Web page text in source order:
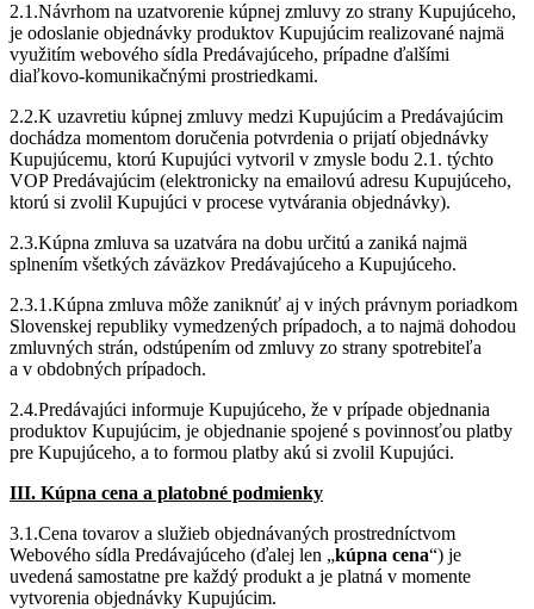
2.1.Návrhom na uzatvorenie kúpnej zmluvy zo strany Kupujúceho,
je odoslanie objednávky produktov Kupujúcim realizované najmä
využitím webového sídla Predávajúceho, prípadne ďalšími
diaľkovo-komunikačnými prostriedkami.
2.2.K uzavretiu kúpnej zmluvy medzi Kupujúcim a Predávajúcim
dochádza momentom doručenia potvrdenia o prijatí objednávky
Kupujúcemu, ktorú Kupujúci vytvoril v zmysle bodu 2.1. týchto
VOP Predávajúcim (elektronicky na emailovú adresu Kupujúceho,
ktorú si zvolil Kupujúci v procese vytvárania objednávky).
2.3.Kúpna zmluva sa uzatvára na dobu určitú a zaniká najmä
splnením všetkých záväzkov Predávajúceho a Kupujúceho.
2.3.1.Kúpna zmluva môže zaniknúť aj v iných právnym poriadkom
Slovenskej republiky vymedzených prípadoch, a to najmä dohodou
zmluvných strán, odstúpením od zmluvy zo strany spotrebiteľa
a v obdobných prípadoch.
2.4.Predávajúci informuje Kupujúceho, že v prípade objednania
produktov Kupujúcim, je objednanie spojené s povinnosťou platby
pre Kupujúceho, a to formou platby akú si zvolil Kupujúci.
III. Kúpna cena a platobné podmienky
3.1.Cena tovarov a služieb objednávaných prostredníctvom
Webového sídla Predávajúceho (ďalej len „kúpna cena“) je
uvedená samostatne pre každý produkt a je platná v momente
vytvorenia objednávky Kupujúcim.